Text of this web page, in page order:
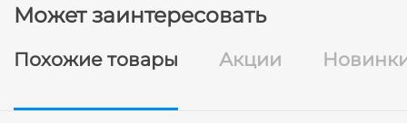
Может заинтересовать
Похожие товары Акции